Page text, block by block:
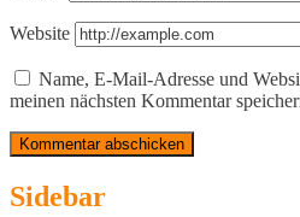
Website
Name, E-Mail-Adresse und
meinen nächsten Kommentar
Sidebar